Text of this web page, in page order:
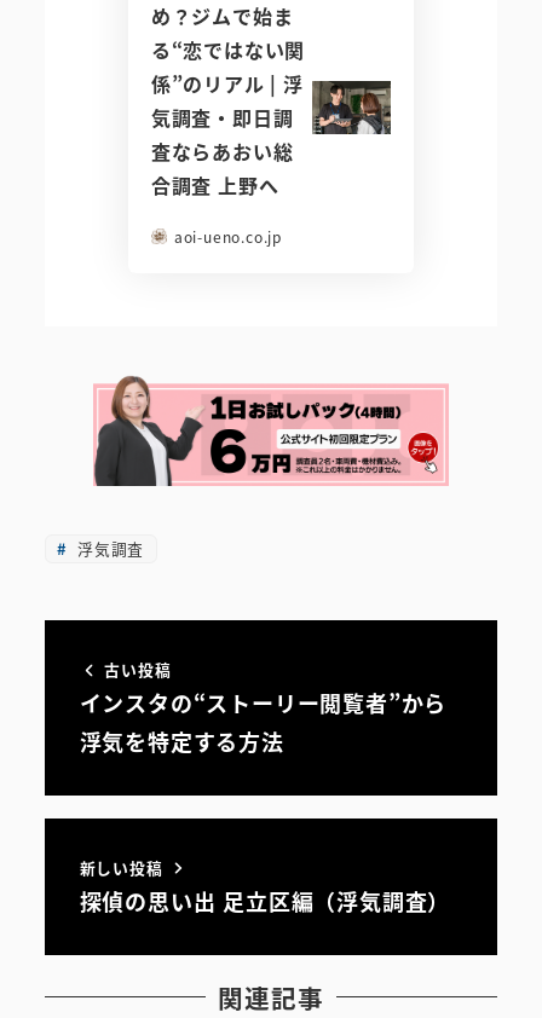
め？ジムで始ま
る“恋ではない関
係”のリアル | 浮
気調査・即日調
査ならあおい総
合調査 上野へ
aoi-ueno.co.jp
浮気調査
古い投稿
インスタの“ストーリー閲覧者”から
浮気を特定する方法
新しい投稿
探偵の思い出 足立区編（浮気調査）
関連記事